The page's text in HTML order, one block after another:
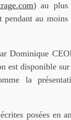
) au plus
pendant au
Dominique
est disponible
la
posées en